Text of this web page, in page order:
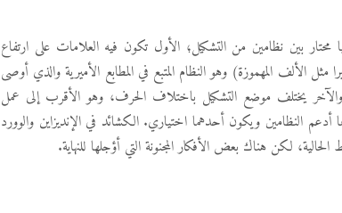
محتار بين نظامين من التشكيل؛ الأول تكون فيه العلامات على ارتفاع
مثل الألف المهموزة) وهو النظام المتبع في المطابع الأميرية والذي أوصى
والآخر يختلف موضع التشكيل باختلاف الحرف، وهو الأقرب إلى عمل
أدعم النظامين ويكون أحدهما اختياري. الكشائد في الإنديزاين والوورد
لكن هناك بعض الأفكار المجنونة التي أؤجلها للنهاية.